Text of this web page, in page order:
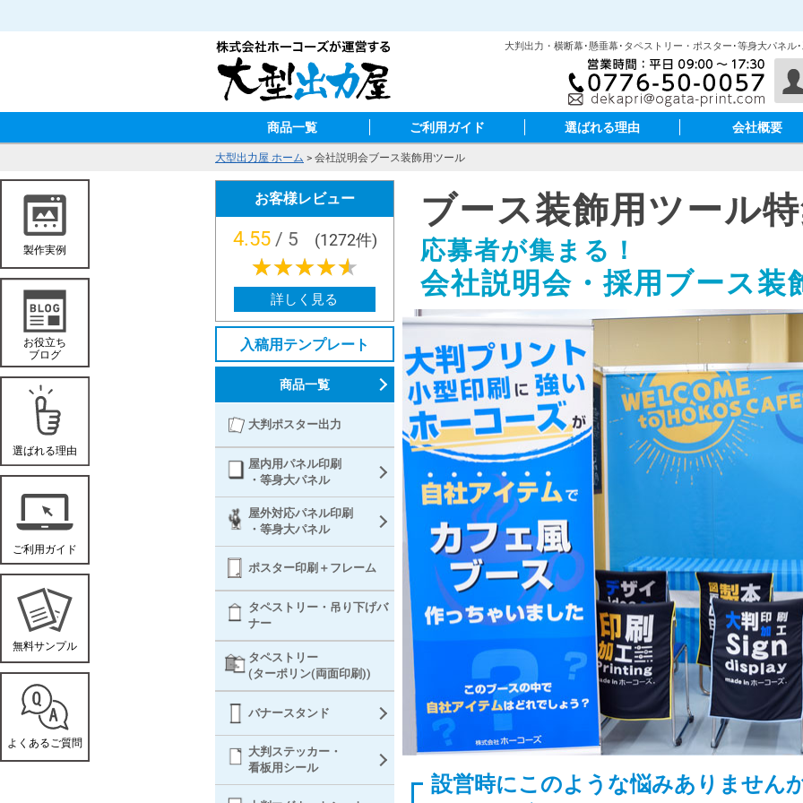
大判出力・横断幕･懸垂幕･タペストリー・ポスター･等身大パネ
商品一覧 ご利用ガイド 選ばれる理由 会社概要
大型出力屋 ホーム > 会社説明会ブース装飾用ツール
ブース装飾用ツール
応募者が集まる！
会社説明会・採用ブース装
設営時にこのような悩みありません
お客様レビュー
4.55/ 5 (1272件)
★★★★★
★★★★★
詳しく見る
入稿用テンプレート
商品一覧
大判ポスター出力
屋内用パネル印刷
・等身大パネル
屋外対応パネル印刷
・等身大パネル
ポスター印刷＋フレーム
タペストリー・吊り下げバ
ナー
タペストリー
(ターポリン(両面印刷))
バナースタンド
大判ステッカー・
看板用シール